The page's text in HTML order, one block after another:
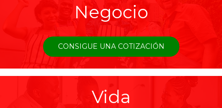
Negocio
CONSIGUE UNA COTIZACIÓN
Vida